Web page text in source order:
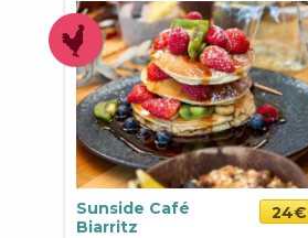
Sunside Café
Biarritz
24€